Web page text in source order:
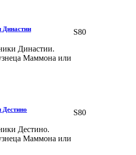
Династии
Династии.
Маммона или
S80
Дестино
Дестино.
Маммона или
S80